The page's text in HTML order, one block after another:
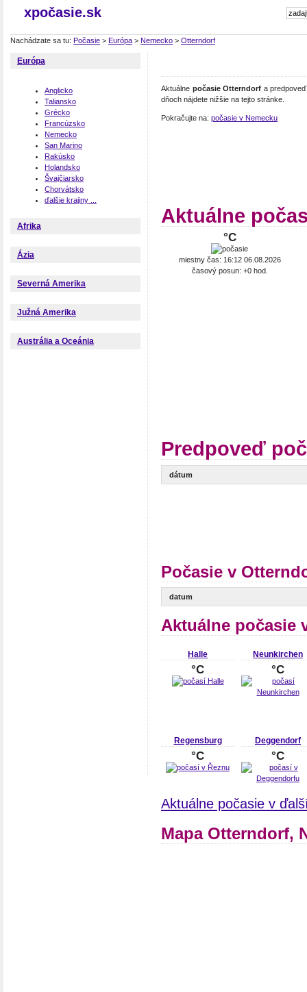
xpočasie.sk
Nachádzate sa tu: Počasie > Európa > Nemecko > Otterndorf
Európa
Anglicko
Taliansko
Grécko
Francúzsko
Nemecko
San Marino
Rakúsko
Holandsko
Švajčiarsko
Chorvátsko
ďalšie krajiny ...
Afrika
Ázia
Severná Amerika
Južná Amerika
Austrália a Oceánia
Aktuálne počasie Otterndorf a
dňoch nájdete nižšie na tejto stránke.
Pokračujte na: počasie v Nemecku
Aktuálne
°C
miestny čas: 16:12 06.08.2026
časový posun: +0 hod.
Predpoveď
dátum
Počasie v
datum
Aktuálne počasie
Halle
°C
Neunkirchen
°C
Regensburg
°C
Deggendorf
°C
Aktuálne počasie v
Mapa Otterndorf,